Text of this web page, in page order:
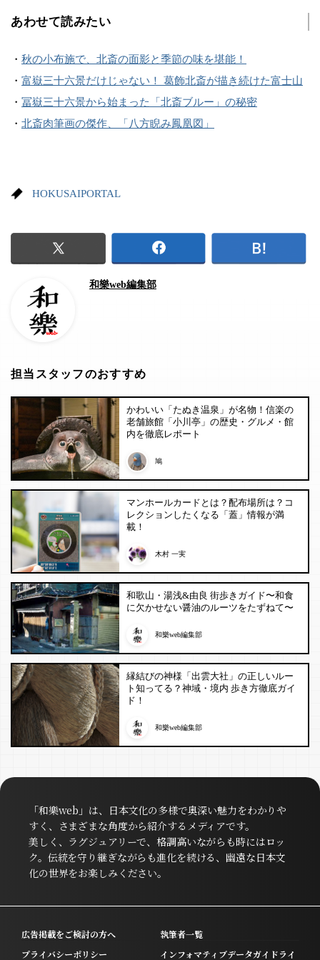
あわせて読みたい
・ 秋の小布施で、北斎の面影と季節の味を堪能！
・ 富嶽三十六景だけじゃない！ 葛飾北斎が描き続けた富士山
・ 冨嶽三十六景から始まった「北斎ブルー」の秘密
・ 北斎肉筆画の傑作、「八方睨み鳳凰図」
HOKUSAIPORTAL
和樂web編集部
担当スタッフのおすすめ
かわいい「たぬき温泉」が名物！信楽の
老舗旅館「小川亭」の歴史・グルメ・館
内を徹底レポート
鳩
マンホールカードとは？配布場所は？コ
レクションしたくなる「蓋」情報が満
載！
木村 一実
和歌山・湯浅&由良 街歩きガイド〜和食
に欠かせない醤油のルーツをたずねて〜
和樂web編集部
縁結びの神様「出雲大社」の正しいルー
ト知ってる？神域・境内 歩き方徹底ガイ
ド！
和樂web編集部
「和樂web」は、日本文化の多様で奥深い魅力をわかりや
すく、さまざまな角度から紹介するメディアです。
美しく、ラグジュアリーで、格調高いながらも時にはロッ
ク。伝統を守り継ぎながらも進化を続ける、幽遠な日本文
化の世界をお楽しみください。
広告掲載をご検討の方へ
執筆者一覧
プライバシーポリシー
インフォマティブデータガイドライ